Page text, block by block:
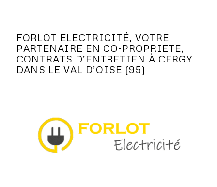
FORLOT ELECTRICITÉ, VOTRE
PARTENAIRE EN CO-PROPRIETE,
CONTRATS D’ENTRETIEN À CERGY
DANS LE VAL D’OISE (95)